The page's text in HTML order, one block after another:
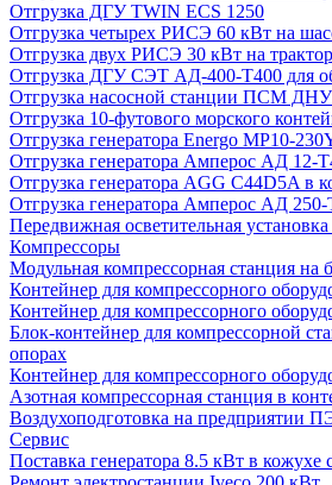
Отгрузка ДГУ TWIN ECS 1250
Отгрузка четырех РИСЭ 60 кВт на
Отгрузка двух РИСЭ 30 кВт на
Отгрузка ДГУ СЭТ АД-400-Т400 для
Отгрузка насосной станции ПСМ
Отгрузка 10-футового морского
Отгрузка генератора Energo MP10-
Отгрузка генератора Амперос АД 12-
Отгрузка генератора AGG C44D5A в
Отгрузка генератора Амперос АД
Передвижная осветительная
Компрессоры
Модульная компрессорная станция на
Контейнер для компрессорного
Контейнер для компрессорного
Блок-контейнер для компрессорной
опорах
Контейнер для компрессорного
Азотная компрессорная станция в
Воздухоподготовка на предприятии
Сервис
Поставка генератора 8.5 кВт в кожухе